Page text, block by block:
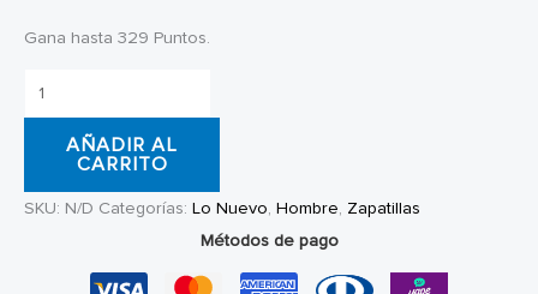
Gana hasta 329 Puntos.
Zapatillas
Converse
Pro
AÑADIR AL
CARRITO
SKU: N/D Categorías: Lo Nuevo, Hombre, Zapatillas
Métodos de pago